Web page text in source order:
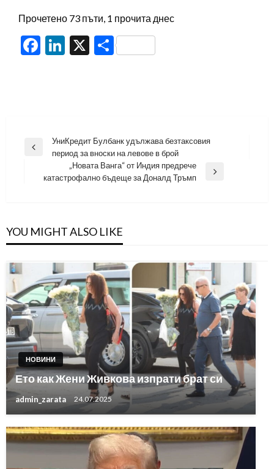
Прочетено 73 пъти, 1 прочита днес
Facebook
LinkedIn
X Share
Навигация
Previous
УниКредит Булбанк удължава безтаксовия
период за вноски на левове в брой
Next
„Новата Ванга“ от Индия предрече
катастрофално бъдеще за Доналд Тръмп
YOU MIGHT ALSO LIKE
НОВИНИ
Ето как Жени Живкова изпрати брат си
admin_zarata 24.07.2025